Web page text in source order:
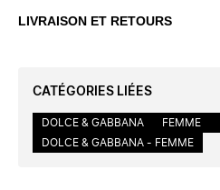
LIVRAISON ET RETOURS
CATÉGORIES LIÉES
DOLCE & GABBANA FEMME
DOLCE & GABBANA - FEMME